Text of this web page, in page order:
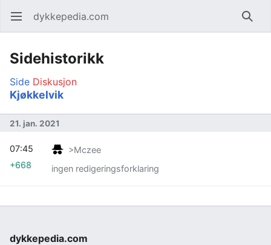
Åpne hovedmenyen dykkepedia.com Søk
Sidehistorikk
Side Diskusjon
Kjøkkelvik
21. jan. 2021
>Mczee
ingen redigeringsforklaring
07:45
+668
dykkepedia.com